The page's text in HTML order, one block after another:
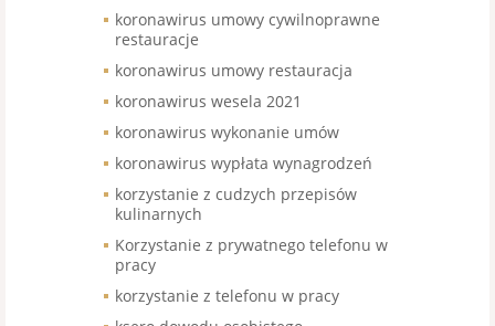
koronawirus umowy cywilnoprawne
restauracje
koronawirus umowy restauracja
koronawirus wesela 2021
koronawirus wykonanie umów
koronawirus wypłata wynagrodzeń
korzystanie z cudzych przepisów
kulinarnych
Korzystanie z prywatnego telefonu w
pracy
korzystanie z telefonu w pracy